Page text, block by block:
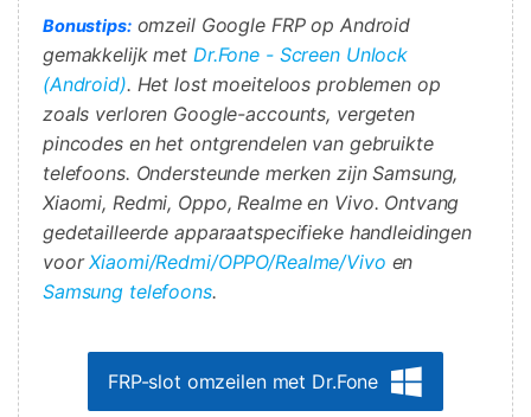
Bonustips:omzeil Google FRP op Android
gemakkelijk met Dr.Fone - Screen Unlock
(Android). Het lost moeiteloos problemen op
zoals verloren Google-accounts, vergeten
pincodes en het ontgrendelen van gebruikte
telefoons. Ondersteunde merken zijn Samsung,
Xiaomi, Redmi, Oppo, Realme en Vivo. Ontvang
gedetailleerde apparaatspecifieke handleidingen
voorXiaomi/Redmi/OPPO/Realme/Vivo en
Samsung telefoons.
FRP-slot omzeilen met Dr.Fone